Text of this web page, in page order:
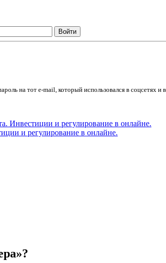
на тот e-mail, который использовался в соцсетях и
и регулирование в онлайне.